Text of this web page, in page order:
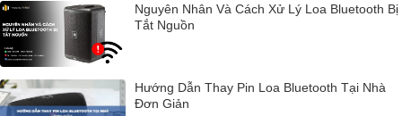
Nguyên Nhân Và Cách Xử Lý Loa Bluetooth Bị
Tắt Nguồn
Hướng Dẫn Thay Pin Loa Bluetooth Tại Nhà
Đơn Giản